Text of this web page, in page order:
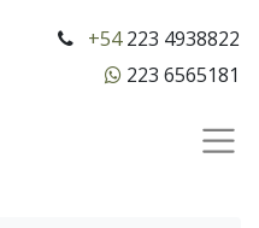
+54223 4938822
223 6565181